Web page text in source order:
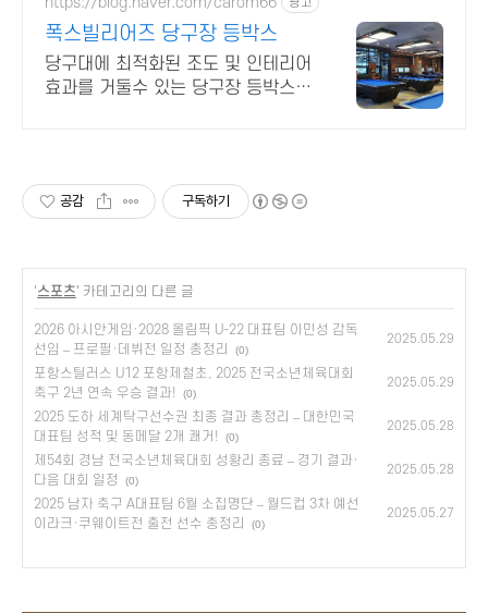
폭스빌리어즈 당구장 등박스
당구대에 최적화된 조도 및 인테리어
효과를 거둘수 있는 당구장 등박스
공감 구독하기
'스포츠' 카테고리의 다른 글
2026 아시안게임·2028 올림픽 U-22 대표팀 이민성 감독
선임 – 프로필·데뷔전 일정 총정리
(0)
2025.05.29
포항스틸러스 U12 포항제철초, 2025 전국소년체육대회
축구 2년 연속 우승 결과!
(0)
2025.05.29
2025 도하 세계탁구선수권 최종 결과 총정리 – 대한민국
대표팀 성적 및 동메달 2개 쾌거!
(0)
2025.05.28
제54회 경남 전국소년체육대회 성황리 종료 – 경기 결과·
다음 대회 일정
(0)
2025.05.28
2025 남자 축구 A대표팀 6월 소집명단 – 월드컵 3차 예선
이라크·쿠웨이트전 출전 선수 총정리
(0)
2025.05.27